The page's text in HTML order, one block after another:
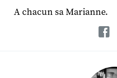
A chacun sa Marianne.